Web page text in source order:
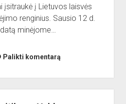
įsitraukė į Lietuvos laisvės
renginius. Sausio 12 d.
minėjome…
Palikti komentarą